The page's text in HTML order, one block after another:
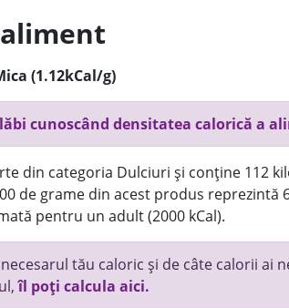
(1.12kCal/g)
cunoscând densitatea calorică a
din categoria Dulciuri și conține 112
de grame din acest produs reprezintă
pentru un adult (2000 kCal).
tău caloric și de câte calorii ai
îl poți calcula aici.